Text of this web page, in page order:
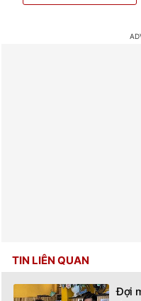
TIN LIÊN QUAN
Đợi